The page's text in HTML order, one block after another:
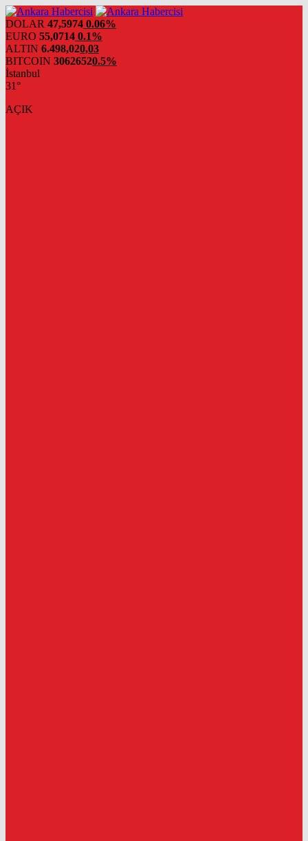
DOLAR 47,5974 0.06%
EURO 55,0714 0.1%
ALTIN 6.498,020,03
BITCOIN 30626520.5%
İstanbul
31°
AÇIK